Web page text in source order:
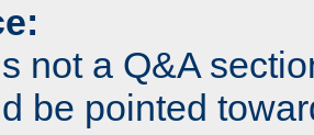
not a Q&A
be pointed